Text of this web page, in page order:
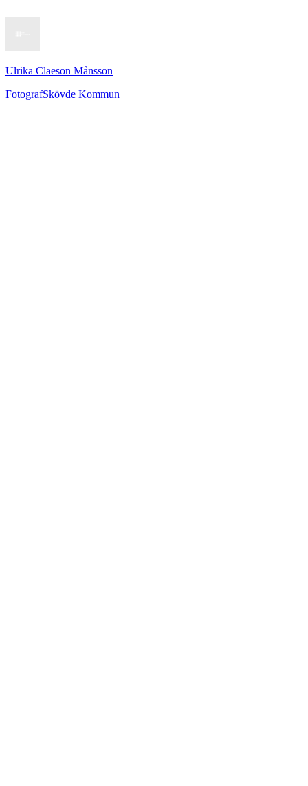
Ulrika Claeson Månsson
FotografSkövde Kommun